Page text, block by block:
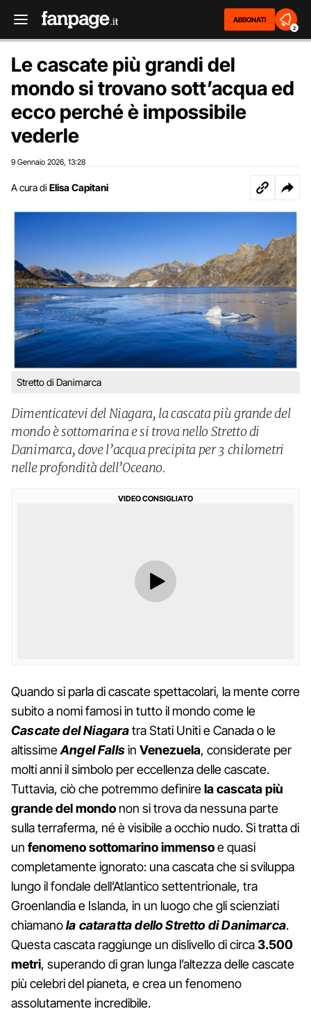
ABBONATI
2
Le cascate più grandi del
mondo si trovano sott’acqua ed
ecco perché è impossibile
vederle
9 Gennaio 2026 13:28
A cura di Elisa Capitani
Stretto di Danimarca
Dimenticatevi del Niagara, la cascata più grande del
mondo è sottomarina e si trova nello Stretto di
Danimarca, dove l’acqua precipita per 3 chilometri
nelle profondità dell’Oceano.
VIDEO CONSIGLIATO
Quando si parla di cascate spettacolari, la mente corre
subito a nomi famosi in tutto il mondo come le
Cascate del Niagaratra Stati Uniti e Canada o le
altissimeAngel Fallsin Venezuela, considerate per
molti anni il simbolo per eccellenza delle cascate.
Tuttavia, ciò che potremmo definirela cascata più
grande del mondo non si trova da nessuna parte
sulla terraferma, né è visibile a occhio nudo. Si tratta di
un fenomeno sottomarino immensoe quasi
completamente ignorato: una cascata che si sviluppa
lungo il fondale dell’Atlantico settentrionale, tra
Groenlandia e Islanda, in un luogo che gli scienziati
chiamanola cataratta dello Stretto di Danimarca.
Questa cascata raggiunge un dislivello di circa3.500
metri, superando di gran lunga l’altezza delle cascate
più celebri del pianeta, e crea un fenomeno
assolutamente incredibile.